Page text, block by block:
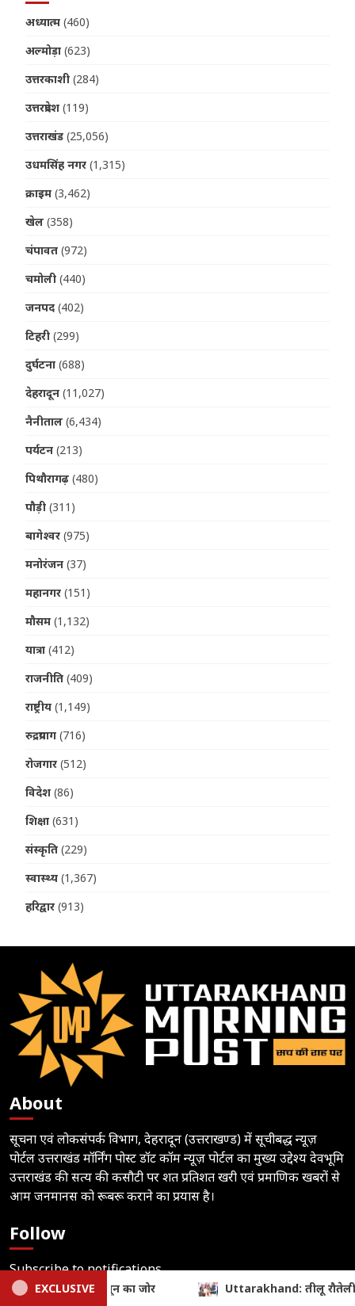
अध्यात्म (460)
अल्मोड़ा (623)
उत्तरकाशी (284)
उत्तरप्रदेश (119)
उत्तराखंड (25,056)
उधमसिंह नगर (1,315)
क्राइम (3,462)
खेल (358)
चंपावत (972)
चमोली (440)
जनपद (402)
टिहरी (299)
दुर्घटना (688)
देहरादून (11,027)
नैनीताल (6,434)
पर्यटन (213)
पिथौरागढ़ (480)
पौड़ी (311)
बागेश्वर (975)
मनोरंजन (37)
महानगर (151)
मौसम (1,132)
यात्रा (412)
राजनीति (409)
राष्ट्रीय (1,149)
रुद्रप्रयाग (716)
रोजगार (512)
विदेश (86)
शिक्षा (631)
संस्कृति (229)
स्वास्थ्य (1,367)
हरिद्वार (913)
About
सूचना एवं लोकसंपर्क विभाग, देहरादून (उत्तराखण्ड) में सूचीबद्ध न्यूज़
पोर्टल उत्तराखंड मॉर्निंग पोस्ट डॉट कॉम न्यूज़ पोर्टल का मुख्य उद्देश्य देवभूमि
उत्तराखंड की सत्य की कसौटी पर शत प्रतिशत खरी एवं प्रमाणिक खबरों से
आम जनमानस को रूबरू कराने का प्रयास है।
Follow
Subscribe to notifications
Author
EXCLUSIVE
रौतेली और आंगनबाड़ी पुरस्कार से मातृशक्ति सम्मानित, सीएम धामी ने बढ़ाई